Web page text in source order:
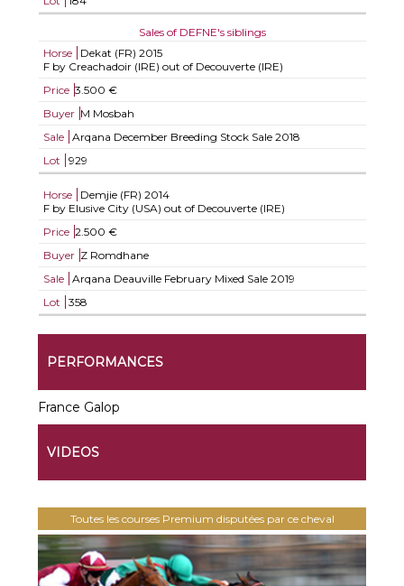
Sales of DEFNE's siblings
Horse
Dekat (FR) 2015
F by Creachadoir (IRE) out of Decouverte (IRE)
Price 3.500 €
Buyer M Mosbah
Sale
Arqana December Breeding Stock Sale 2018
Lot
929
Horse Demjie (FR) 2014
F by Elusive City (USA) out of Decouverte (IRE)
Price 2.500 €
Buyer Z Romdhane
Sale
Arqana Deauville February Mixed Sale 2019
Lot
358
PERFORMANCES
France Galop
VIDEOS
Toutes les courses Premium disputées par ce cheval